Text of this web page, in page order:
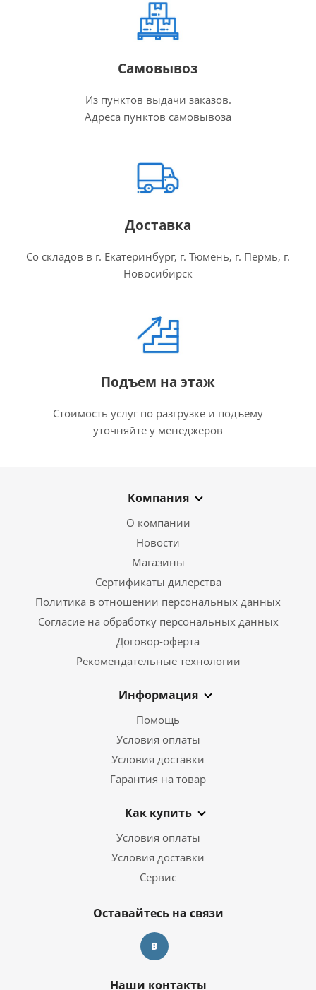
Самовывоз
Из пунктов выдачи заказов.
Адреса пунктов самовывоза
Доставка
Со складов в г. Екатеринбург, г. Тюмень, г. Пермь, г.
Новосибирск
Подъем на этаж
Стоимость услуг по разгрузке и подъему
уточняйте у менеджеров
Компания
О компании
Новости
Магазины
Сертификаты дилерства
Политика в отношении персональных данных
Согласие на обработку персональных данных
Договор-оферта
Рекомендательные технологии
Информация
Помощь
Условия оплаты
Условия доставки
Гарантия на товар
Как купить
Условия оплаты
Условия доставки
Сервис
Оставайтесь на связи
Наши контакты